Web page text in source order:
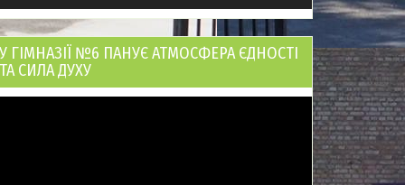
У ГІМНАЗІЇ №6 ПАНУЄ АТМОСФЕРА ЄДНОСТІ
ТА СИЛА ДУХУ